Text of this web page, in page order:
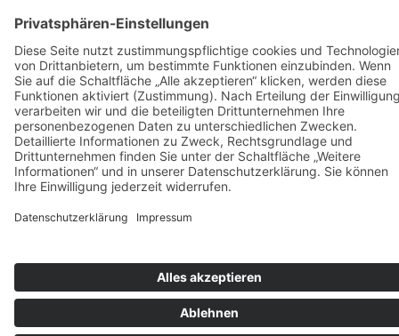
Heller Hintergrund
Links unterstrichen
Lesbare Schriften
Zurücksetzen
→
Termin buchen Online-Terminbuchung für Melde-
und Gewerbeamt hier!